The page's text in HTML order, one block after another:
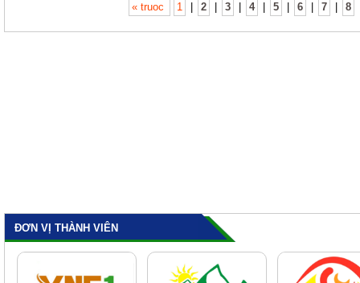
« truoc 1 2 3 4 5 6 7 8
ĐƠN VỊ THÀNH VIÊN